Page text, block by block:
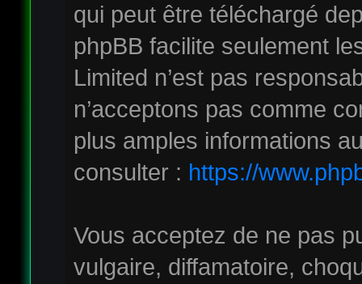
qui peut être téléchargé
phpBB facilite seulement
Limited n’est pas
n’acceptons pas comme
plus amples informations
consulter : https://
Vous acceptez de ne pas
vulgaire, diffamatoire,